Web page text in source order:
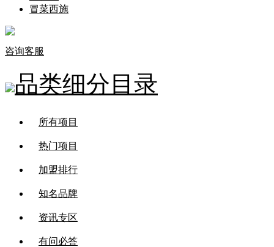
冒菜西施
咨询客服
品类细分目录
所有项目
热门项目
加盟排行
知名品牌
资讯专区
有问必答